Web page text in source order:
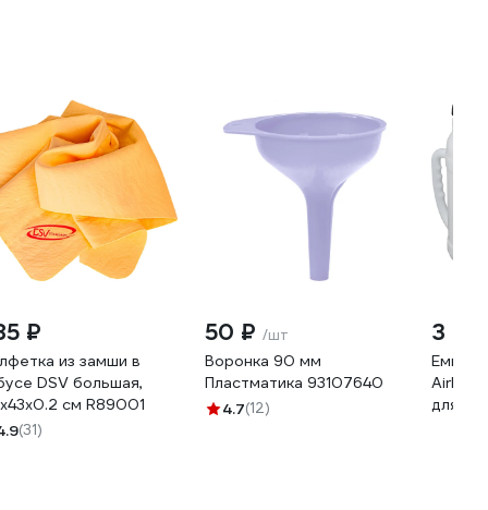
₽
из замши в
DSV большая,
см R89001
(31)
50 ₽ /шт
Воронка 90 мм
Пластматика 93107640
4.7(12)
3
Airline
для